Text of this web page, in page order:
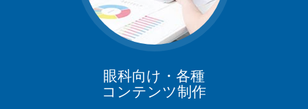
眼科向け・各種
コンテンツ制作